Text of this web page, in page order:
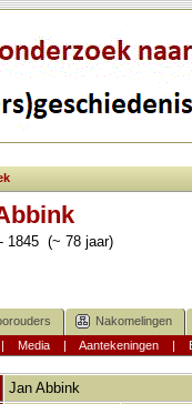
1845 (~ 78 jaar)
Nakomelingen
Media| Aantekeningen|
Jan Abbink